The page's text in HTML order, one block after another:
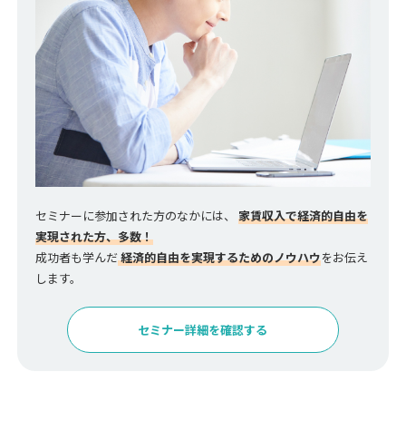
セミナーに参加された方のなかには、 家賃収入で経済的自由を
実現された方、多数！
成功者も学んだ経済的自由を実現するためのノウハウをお伝え
します。
セミナー詳細を確認する